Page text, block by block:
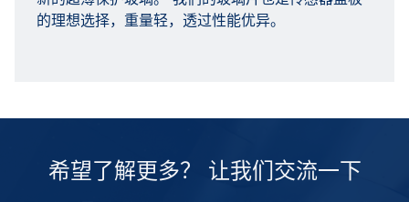
的理想选择，重量轻，透过性能优异。
希望了解更多？ 让我们交流一下